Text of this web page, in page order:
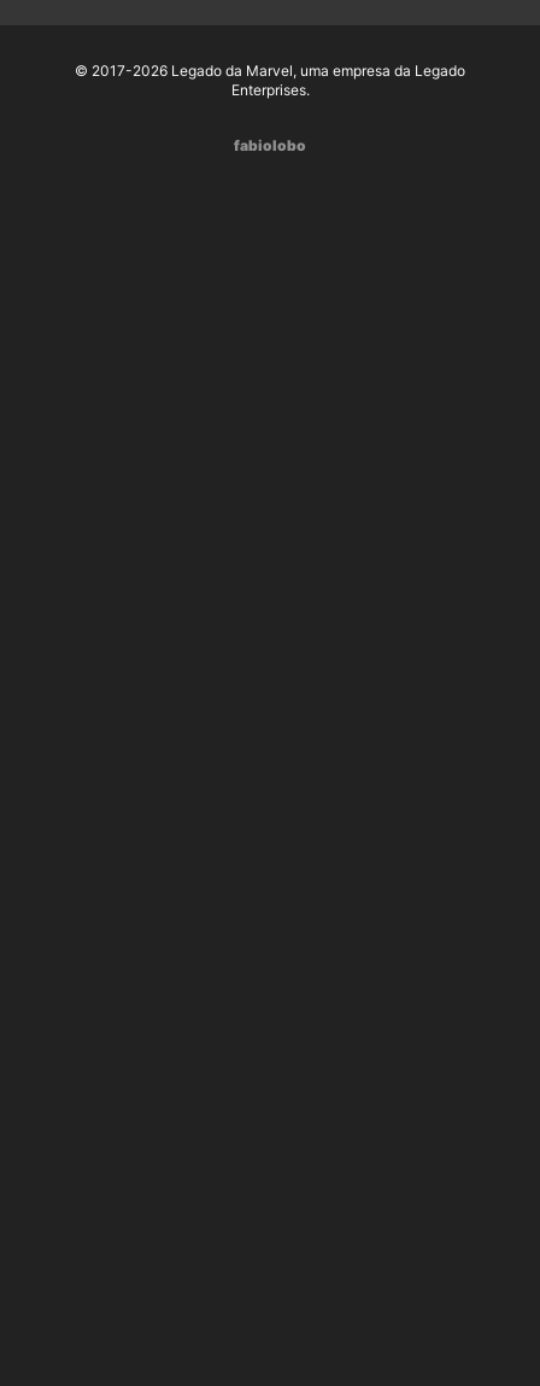
© 2017-2026 Legado da Marvel, uma empresa da Legado
Enterprises.
fabiolobo